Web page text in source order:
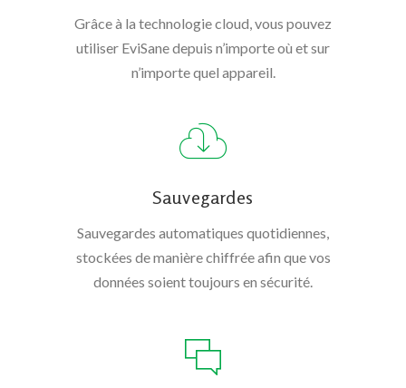
Grâce à la technologie cloud, vous pouvez
utiliser EviSane depuis n’importe où et sur
n’importe quel appareil.
Sauvegardes
Sauvegardes automatiques quotidiennes,
stockées de manière chiffrée afin que vos
données soient toujours en sécurité.